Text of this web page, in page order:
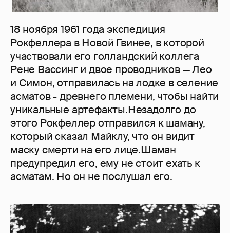
18 ноября 1961 года экспеди­ция
Рокфеллера в Новой Гвинее, в которой
участвовали его голландский кол­лега
Рене Вассинг и двое провод­ников — Лео
и Симон, отправилась на лодке в селение
асматов - древнего племени, чтобы найти
уникальные артефакты.Незадолго до
этого Рокфеллер отправился к шаману,
который сказал Майклу, что он видит
маску смерти на его лице.Шаман
предупредил его, ему не стоит ехать к
асматам. Но он не послушал его.